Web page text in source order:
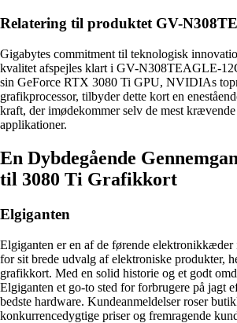
Relatering til produktet GV-
Gigabytes commitment til teknologisk
kvalitet afspejles klart i GV-N308TEAGLE-
sin GeForce RTX 3080 Ti GPU, NVIDIAs
grafikprocessor, tilbyder dette kort en
kraft, der imødekommer selv de mest
applikationer.
En Dybdegående
til 3080 Ti Grafikkort
Elgiganten
Elgiganten er en af de førende
for sit brede udvalg af elektroniske produkter,
grafikkort. Med en solid historie og et godt
Elgiganten et go-to sted for forbrugere på jagt
bedste hardware. Kundeanmeldelser roser
konkurrencedygtige priser og fremragende